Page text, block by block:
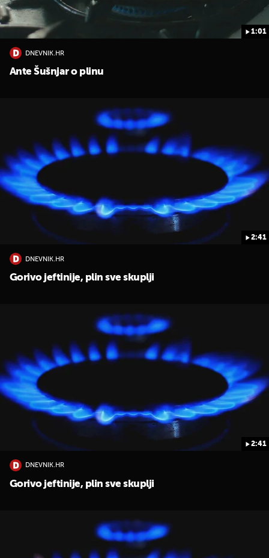
1:01
DNEVNIK.HR
Ante Šušnjar o plinu
2:41
DNEVNIK.HR
Gorivo jeftinije, plin sve skuplji
2:41
DNEVNIK.HR
Gorivo jeftinije, plin sve skuplji